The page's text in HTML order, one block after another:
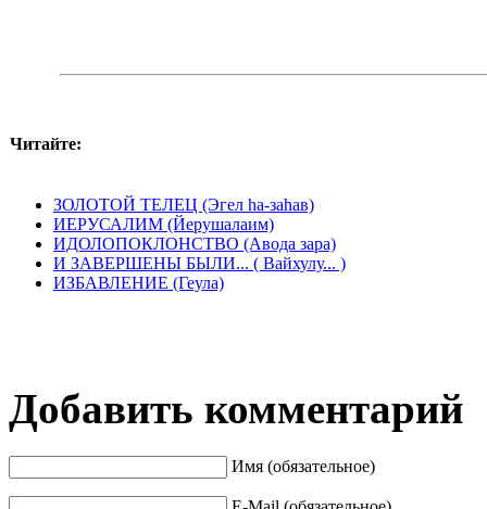
Читайте:
ЗОЛОТОЙ ТЕЛЕЦ (Эгел hа-заhав)
ИЕРУСАЛИМ (Йерушалаим)
ИДОЛОПОКЛОНСТВО (Авода зара)
И ЗАВЕРШЕНЫ БЫЛИ... ( Вайхулу... )
ИЗБАВЛЕНИЕ (Геула)
Добавить комментарий
Имя (обязательное)